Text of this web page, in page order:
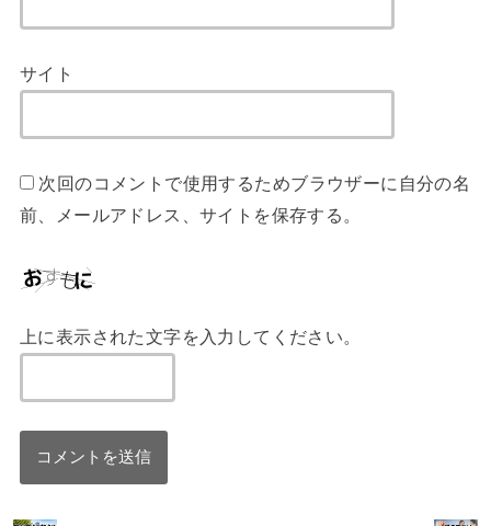
サイト
次回のコメントで使用するためブラウザーに自分の名
前、メールアドレス、サイトを保存する。
上に表示された文字を入力してください。